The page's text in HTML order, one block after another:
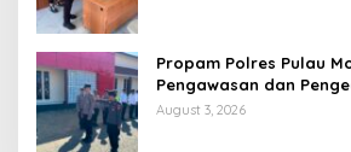
Propam Polres Pulau
Pengawasan dan
Saat Apel Serah Terima
August 3, 2026